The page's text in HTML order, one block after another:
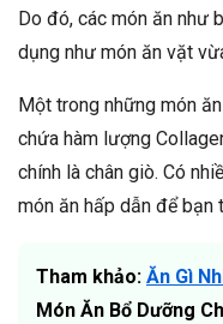
Do đó, các món ăn như
dụng như món ăn vặt
Một trong những món
chứa hàm lượng
chính là chân giò. Có
món ăn hấp dẫn để bạn
Tham khảo: Ăn Gì
Món Ăn Bổ Dưỡng